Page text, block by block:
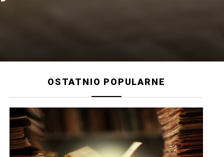
OSTATNIO POPULARNE